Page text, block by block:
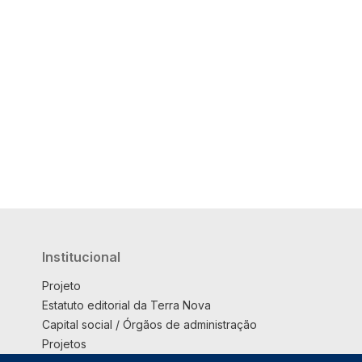
Institucional
Projeto
Estatuto editorial da Terra Nova
Capital social / Órgãos de administração
Projetos